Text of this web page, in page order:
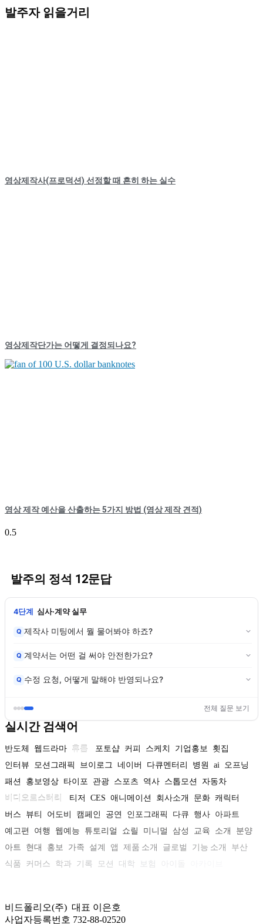
발주자 읽을거리
영상제작사(프로덕션) 선정할 때 흔히 하는 실수
영상제작단가는 어떻게 결정되나요?
영상 제작 예산을 산출하는 5가지 방법 (영상 제작 견적)
발주의 정석 12문답
4단계 심사·계약 실무
Q 제작사 미팅에서 뭘 물어봐야 하죠?
Q 계약서는 어떤 걸 써야 안전한가요?
Q 수정 요청, 어떻게 말해야 반영되나요?
전체 질문 보기
실시간 검색어
반도체 웹드라마 휴롬 포토샵 커피 스케치 기업홍보
횟집
인터뷰
모션그래픽 브이로그 네이버 다큐멘터리 병원 ai
오프닝
패션
홍보영상 타이포 관광 스포츠 역사 스톱모션
자동차
비디오로스터리
티저 CES 애니메이션 회사소개 문화 캐릭터
버스
뷰티 어도비 캠페인 공연 인포그래픽 다큐 행사 아파트
예고편
여행 웹예능 튜토리얼 쇼릴 미니멀 삼성 교육 소개
분양
아트
현대 홍보 가족 설계 앱 제품 소개 글로벌 기능 소개
부산
식품
커머스 학과 기록 모션 대학 보험
비드폴리오(주) 대표 이은호
사업자등록번호 732-88-02520